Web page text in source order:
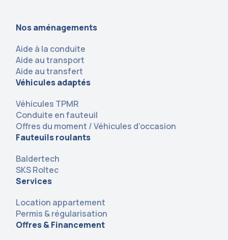
Nos aménagements
Aide à la conduite
Aide au transport
Aide au transfert
Véhicules adaptés
Véhicules TPMR
Conduite en fauteuil
Offres du moment / Véhicules d’occasion
Fauteuils roulants
Baldertech
SKS Roltec
Services
Location appartement
Permis & régularisation
Offres & Financement